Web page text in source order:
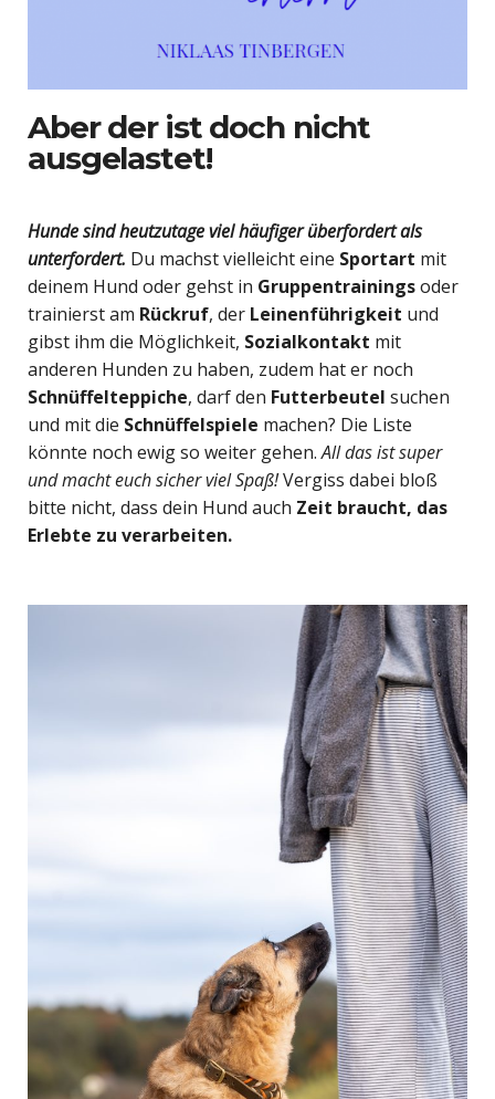
Aber der ist doch nicht
ausgelastet!
Hunde sind heutzutage viel häufiger überfordert als
unterfordert. Du machst vielleicht eine Sportart mit
deinem Hund oder gehst in Gruppentrainingsoder
trainierst am Rückruf, der Leinenführigkeit und
gibst ihm die Möglichkeit, Sozialkontakt mit
anderen Hunden zu haben, zudem hat er noch
Schnüffelteppiche, darf den Futterbeutel suchen
und mit die Schnüffelspiele machen? Die Liste
könnte noch ewig so weiter gehen.All das ist super
und macht euch sicher viel Spaß!Vergiss dabei bloß
bitte nicht, dass dein Hund auch Zeit braucht, das
Erlebte zu verarbeiten.